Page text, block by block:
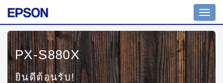
PX-S880X
ยินดีต้อนรับ!